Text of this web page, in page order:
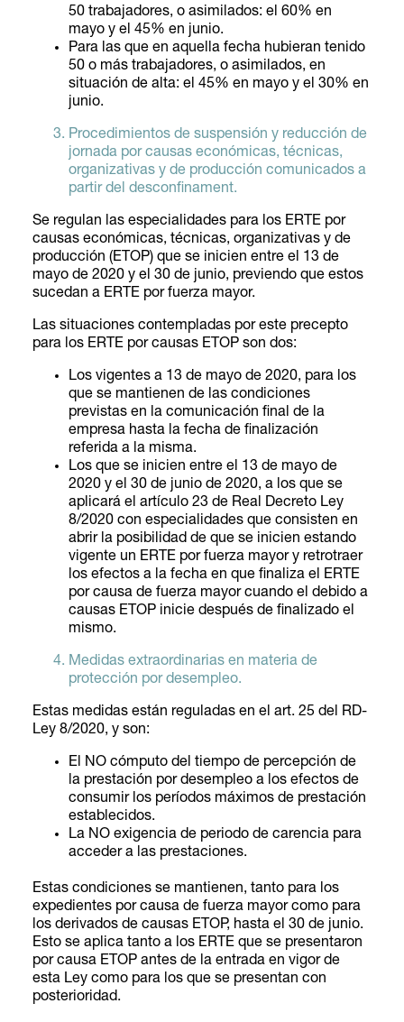
50 trabajadores, o asimilados: el 60% en
mayo y el 45% en junio.
Para las que en aquella fecha hubieran tenido
50 o más trabajadores, o asimilados, en
situación de alta: el 45% en mayo y el 30% en
junio.
Procedimientos de suspensión y reducción de
jornada por causas económicas, técnicas,
organizativas y de producción comunicados a
partir del desconfinament.
Se regulan las especialidades para los ERTE por
causas económicas, técnicas, organizativas y de
producción (ETOP) que se inicien entre el 13 de
mayo de 2020 y el 30 de junio, previendo que estos
sucedan a ERTE por fuerza mayor.
Las situaciones contempladas por este precepto
para los ERTE por causas ETOP son dos:
Los vigentes a 13 de mayo de 2020, para los
que se mantienen de las condiciones
previstas en la comunicación final de la
empresa hasta la fecha de finalización
referida a la misma.
Los que se inicien entre el 13 de mayo de
2020 y el 30 de junio de 2020, a los que se
aplicará el artículo 23 de Real Decreto Ley
8/2020 con especialidades que consisten en
abrir la posibilidad de que se inicien estando
vigente un ERTE por fuerza mayor y retrotraer
los efectos a la fecha en que finaliza el ERTE
por causa de fuerza mayor cuando el debido a
causas ETOP inicie después de finalizado el
mismo.
Medidas extraordinarias en materia de
protección por desempleo.
Estas medidas están reguladas en el art. 25 del RD-
Ley 8/2020, y son:
El NO cómputo del tiempo de percepción de
la prestación por desempleo a los efectos de
consumir los períodos máximos de prestación
establecidos.
La NO exigencia de periodo de carencia para
acceder a las prestaciones.
Estas condiciones se mantienen, tanto para los
expedientes por causa de fuerza mayor como para
los derivados de causas ETOP, hasta el 30 de junio.
Esto se aplica tanto a los ERTE que se presentaron
por causa ETOP antes de la entrada en vigor de
esta Ley como para los que se presentan con
posterioridad.